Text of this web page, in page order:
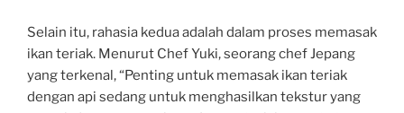
Selain itu, rahasia kedua adalah dalam proses memasak
ikan teriak. Menurut Chef Yuki, seorang chef Jepang
yang terkenal, “Penting untuk memasak ikan teriak
dengan api sedang untuk menghasilkan tekstur yang